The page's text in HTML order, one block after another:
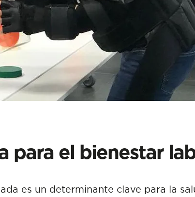
para el bienestar
es un determinante clave para la